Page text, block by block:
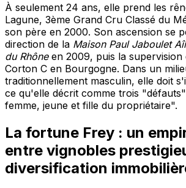
À seulement 24 ans, elle prend les
Lagune, 3ème Grand Cru Classé du
son père en 2000. Son ascension se
direction de la Maison Paul Jaboulet
du Rhôneen 2009, puis la supervision
Corton C en Bourgogne. Dans un
traditionnellement masculin, elle doit
ce qu'elle décrit comme trois
femme, jeune et fille du propriétaire".
La fortune Frey : un
entre vignobles
diversification